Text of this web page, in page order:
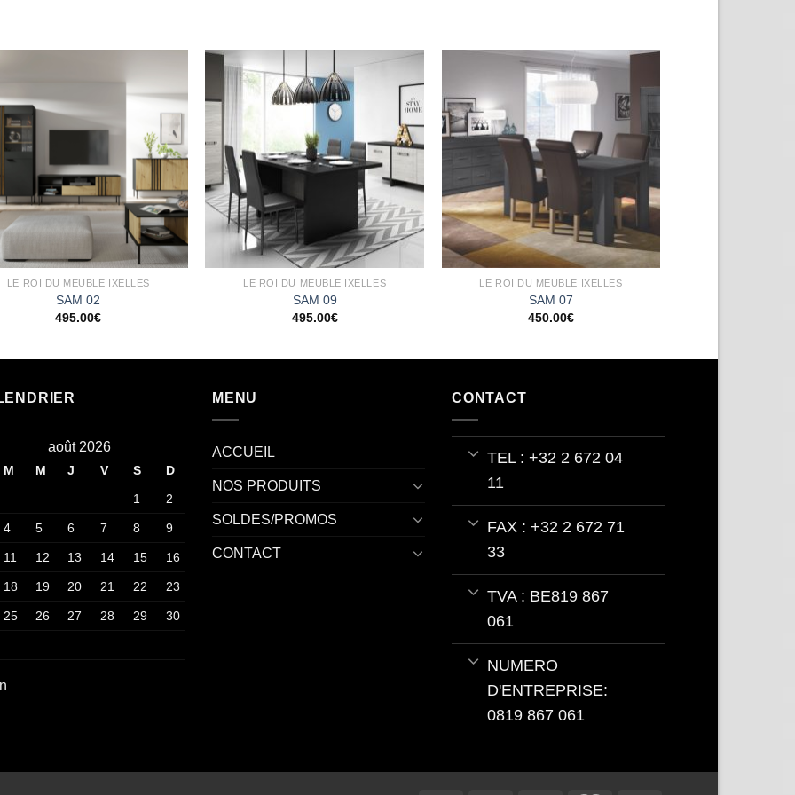
Ajouter
à la
LE ROI DU MEUBLE IXELLES
SAM 02
495.00€
wishlist
LE ROI DU MEUBLE IXELLES
SAM 09
495.00€
Ajouter
à la
wishlist
LE ROI DU MEUBLE IXELLES
SAM 07
450.00€
août 2026
M M J V S
D
1
2
4 5 6 7 8 9
11 12 13 14 15 16
18 19 20 21 22 23
25 26 27 28 29 30
MENU
ACCUEIL
NOS PRODUITS
SOLDES/PROMOS
CONTACT
CONTACT
TEL : +32 2 672 04
11
FAX : +32 2 672 71
33
TVA : BE819 867
061
NUMERO
D'ENTREPRISE:
0819 867 061